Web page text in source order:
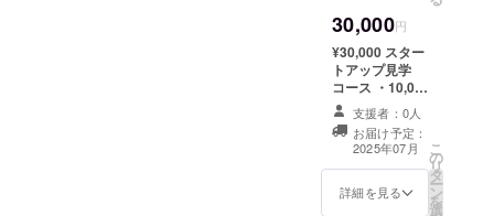
チームTシャツの
みデザイン変更
までの間掲載 ・
掲載方法：文字
のみアプリ内、
SNS等、チーム
Tシャツに掲載
・注意事項：支
援時、必ず備考
欄に掲載を希望
されるお名前を
ご記入ください
30,000円
¥30,000 スター
トアップ見学
コース ・10,000
円までのコース
すべて ・開発ド
キュメント
（Notion）や
Slackの一部を
限定公開 ・教育
×起業に興味ある
支援者：0人
お届け予定：
2025年07月
詳細を見る
こ
の
リ
タ
ー
ン
を
選